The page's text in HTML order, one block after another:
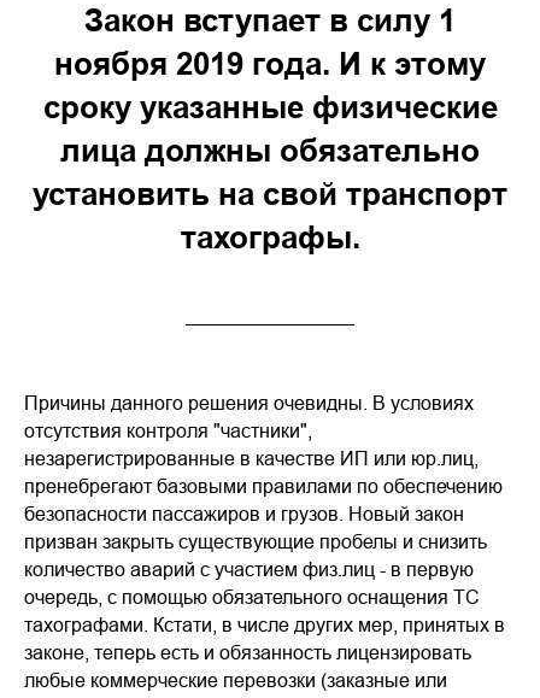
Закон вступает в силу 1
ноября 2019 года. И к этому
сроку указанные физические
лица должны обязательно
установить на свой транспорт
тахографы.
Причины данного решения очевидны. В условиях
отсутствия контроля "частники",
незарегистрированные в качестве ИП или юр.лиц,
пренебрегают базовыми правилами по обеспечению
безопасности пассажиров и грузов. Новый закон
призван закрыть существующие пробелы и снизить
количество аварий с участием физ.лиц - в первую
очередь, с помощью обязательного оснащения ТС
тахографами. Кстати, в числе других мер, принятых в
законе, теперь есть и обязанность лицензировать
любые коммерческие перевозки (заказные или